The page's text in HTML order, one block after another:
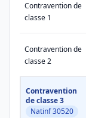
Contravention de
classe 1
Contravention de
classe 2
Contravention
de classe 3
Natinf 30520